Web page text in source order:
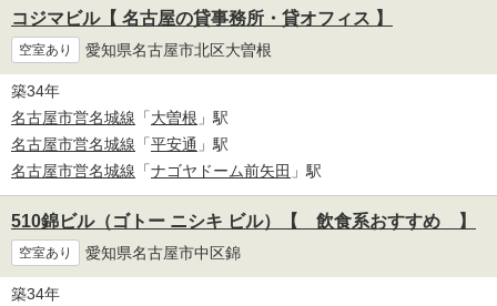
コジマビル【 名古屋の貸事務所・貸オフィス 】
空室あり 愛知県名古屋市北区大曽根
築34年
名古屋市営名城線 「大曽根 」駅
名古屋市営名城線 「平安通 」駅
名古屋市営名城線 「ナゴヤドーム前矢田 」駅
510錦ビル（ゴトー ニシキ ビル）【 飲食系おすすめ 】
空室あり 愛知県名古屋市中区錦
築34年